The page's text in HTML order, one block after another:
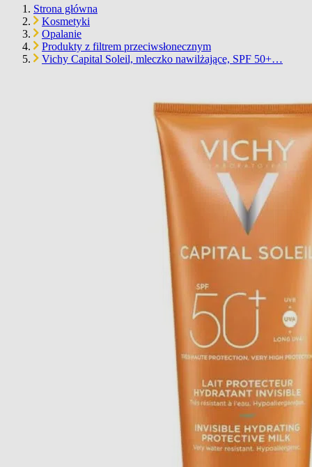
Strona główna
Kosmetyki
Opalanie
Produkty z filtrem przeciwsłonecznym
Vichy Capital Soleil, mleczko nawilżające, SPF 50+…